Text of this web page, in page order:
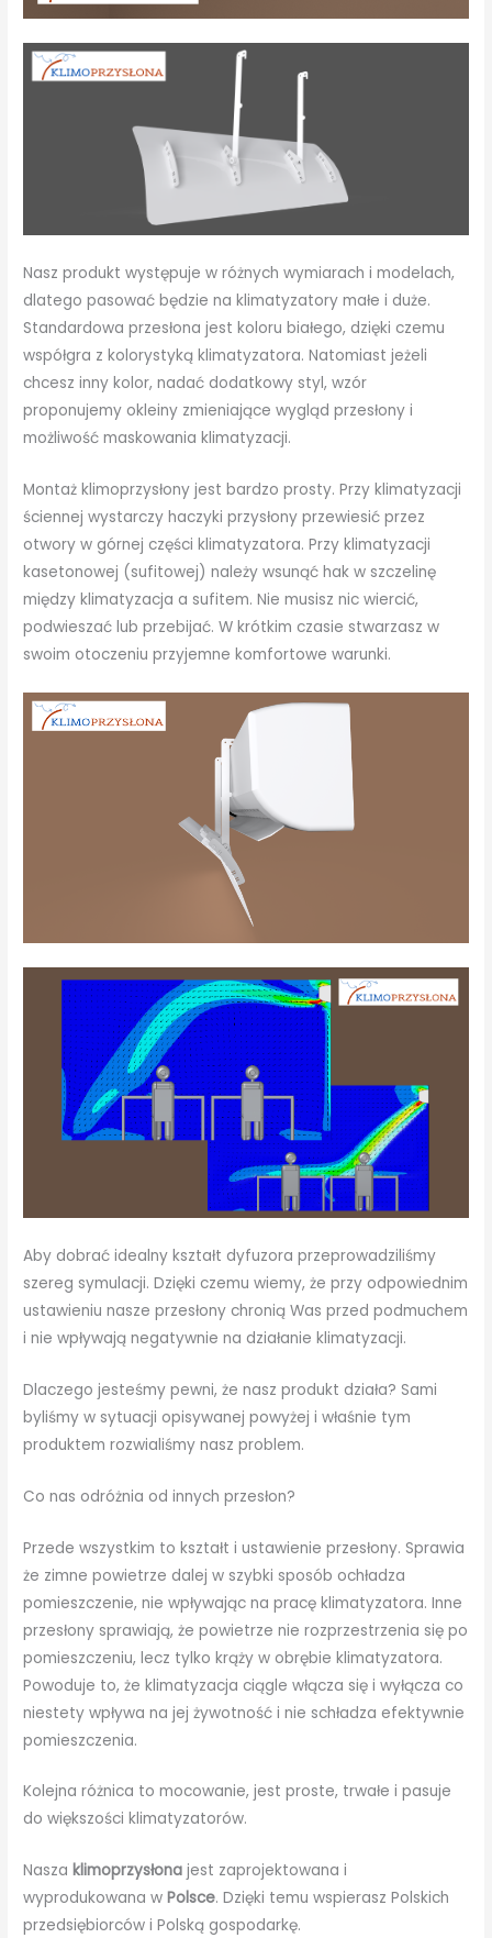
Nasz produkt występuje w różnych wymiarach i modelach,
dlatego pasować będzie na klimatyzatory małe i duże.
Standardowa przesłona jest koloru białego, dzięki czemu
współgra z kolorystyką klimatyzatora. Natomiast jeżeli
chcesz inny kolor, nadać dodatkowy styl, wzór
proponujemy okleiny zmieniające wygląd przesłony i
możliwość maskowania klimatyzacji.
Montaż klimoprzysłony jest bardzo prosty. Przy klimatyzacji
ściennej wystarczy haczyki przysłony przewiesić przez
otwory w górnej części klimatyzatora. Przy klimatyzacji
kasetonowej (sufitowej) należy wsunąć hak w szczelinę
między klimatyzacja a sufitem. Nie musisz nic wiercić,
podwieszać lub przebijać. W krótkim czasie stwarzasz w
swoim otoczeniu przyjemne komfortowe warunki.
Aby dobrać idealny kształt dyfuzora przeprowadziliśmy
szereg symulacji. Dzięki czemu wiemy, że przy odpowiednim
ustawieniu nasze przesłony chronią Was przed podmuchem
i nie wpływają negatywnie na działanie klimatyzacji.
Dlaczego jesteśmy pewni, że nasz produkt działa? Sami
byliśmy w sytuacji opisywanej powyżej i właśnie tym
produktem rozwialiśmy nasz problem.
Co nas odróżnia od innych przesłon?
Przede wszystkim to kształt i ustawienie przesłony. Sprawia
że zimne powietrze dalej w szybki sposób ochładza
pomieszczenie, nie wpływając na pracę klimatyzatora. Inne
przesłony sprawiają, że powietrze nie rozprzestrzenia się po
pomieszczeniu, lecz tylko krąży w obrębie klimatyzatora.
Powoduje to, że klimatyzacja ciągle włącza się i wyłącza co
niestety wpływa na jej żywotność i nie schładza efektywnie
pomieszczenia.
Kolejna różnica to mocowanie, jest proste, trwałe i pasuje
do większości klimatyzatorów.
Naszaklimoprzysłona jest zaprojektowana i
wyprodukowana wPolsce. Dzięki temu wspierasz Polskich
przedsiębiorców i Polską gospodarkę.